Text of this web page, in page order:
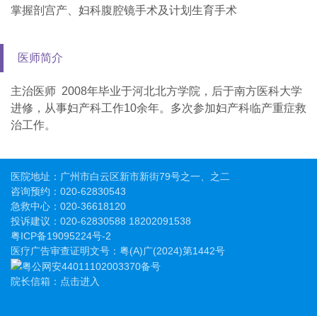
掌握剖宫产、妇科腹腔镜手术及计划生育手术
医师简介
主治医师 2008年毕业于河北北方学院，后于南方医科大学
进修，从事妇产科工作10余年。多次参加妇产科临产重症救
治工作。
医院地址：广州市白云区新市新街79号之一、之二
咨询预约： 020-62830543
急救中心： 020-36618120
投诉建议： 020-62830588 18202091538
粤ICP备19095224号-2
医疗广告审查证明文号：粤(A)广(2024)第1442号
粤公网安44011102003370备号
院长信箱：点击进入